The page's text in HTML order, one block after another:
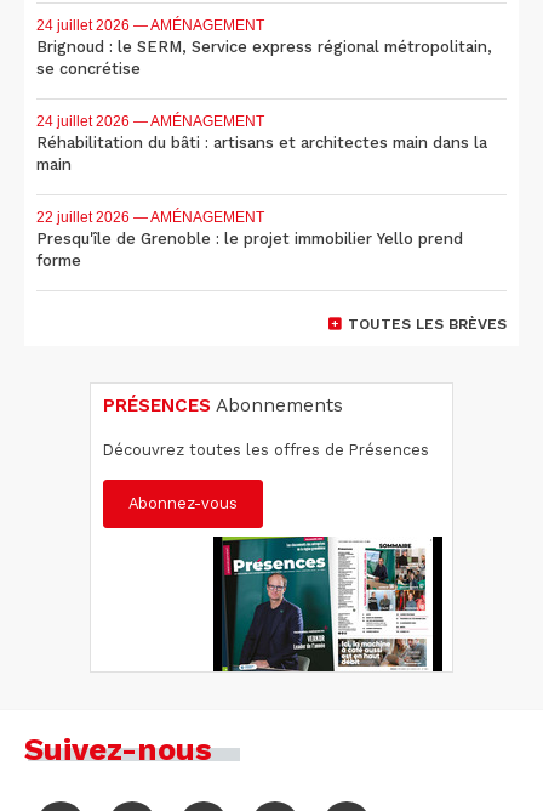
24 juillet 2026 — AMÉNAGEMENT
Brignoud : le SERM, Service express régional métropolitain,
se concrétise
24 juillet 2026 — AMÉNAGEMENT
Réhabilitation du bâti : artisans et architectes main dans la
main
22 juillet 2026 — AMÉNAGEMENT
Presqu'île de Grenoble : le projet immobilier Yello prend
forme
TOUTES LES BRÈVES
PRÉSENCES Abonnements
Découvrez toutes les offres de Présences
Abonnez-vous
Suivez-nous